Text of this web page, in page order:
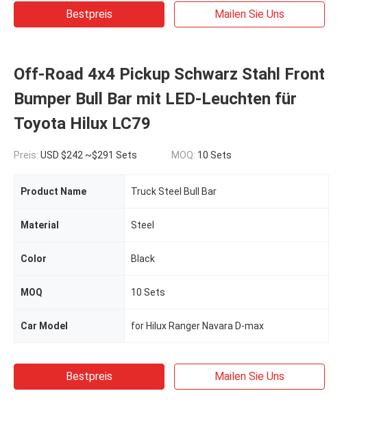
Bestpreis Mailen Sie Uns
Off-Road 4x4 Pickup Schwarz Stahl Front
Bumper Bull Bar mit LED-Leuchten für
Toyota Hilux LC79
Preis: USD $242 ~$291 Sets MOQ: 10 Sets
Product Name Truck Steel Bull Bar
Material Steel
Color Black
MOQ 10 Sets
Car Model for Hilux Ranger Navara D-max
Bestpreis Mailen Sie Uns